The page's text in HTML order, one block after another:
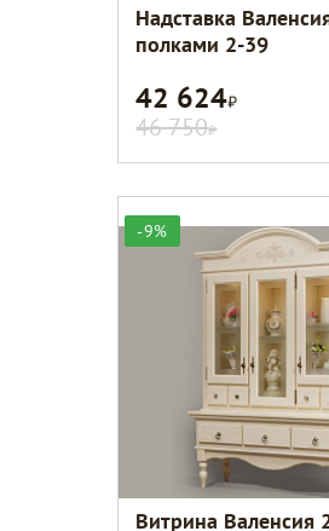
Надставка
полками 2-39
42 624Р
46 750Р
-9%
Витрина Валенсия